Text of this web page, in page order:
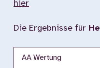
hier
Die Ergebnisse für
AA Wertung